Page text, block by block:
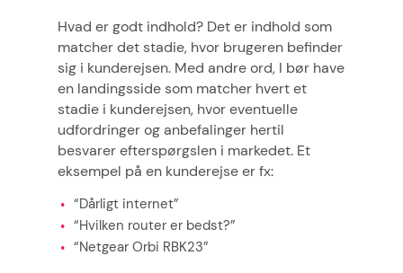
Hvad er godt indhold? Det er indhold som
matcher det stadie, hvor brugeren befinder
sig i kunderejsen. Med andre ord, I bør have
en landingsside som matcher hvert et
stadie i kunderejsen, hvor eventuelle
udfordringer og anbefalinger hertil
besvarer efterspørgslen i markedet. Et
eksempel på en kunderejse er fx:
“Dårligt internet”
“Hvilken router er bedst?”
“Netgear Orbi RBK23”